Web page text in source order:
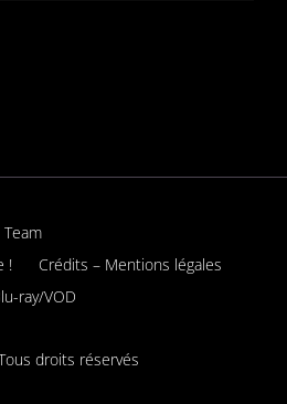
Team
!
Crédits – Mentions légales
ray/VOD
droits réservés